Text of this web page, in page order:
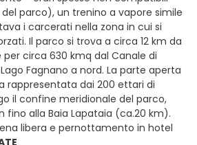
parco), un trenino a vapore simile
i carcerati nella zona in cui si
Il parco si trova a circa 12 km da
per circa 630 kmq dal Canale di
Fagnano a nord. La parte aperta
rappresentata dai 200 ettari di
il confine meridionale del parco,
fino alla Baia Lapataia (ca.20 km).
libera e pernottamento in hotel